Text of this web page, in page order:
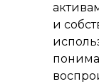
и